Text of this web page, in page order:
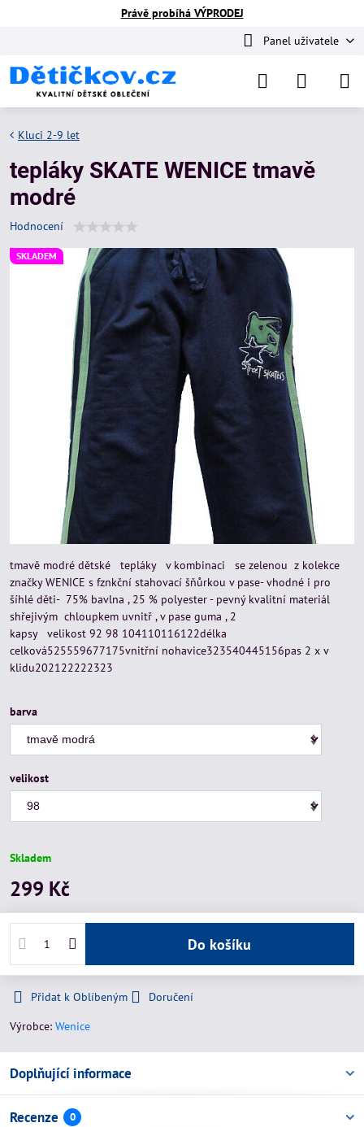
Právě probíhá VÝPRODEJ
Panel uživatele
SKLADEM
Kluci 2-9 let
tepláky SKATE WENICE tmavě
modré
Hodnocení
tmavě modré dětské tepláky v kombinaci se zelenou z kolekce
značky WENICE s fznkční stahovací šňůrkou v pase- vhodné i pro
šíhlé děti- 75% bavlna , 25 % polyester - pevný kvalitní materiál
shřejivým chloupkem uvnitř , v pase guma , 2
kapsy velikost 92 98 104110116122délka
celková525559677175vnitřní nohavice323540445156pas 2 x v
klidu202122222323
barva
velikost
Skladem
299 Kč
Do košíku
Přidat k Oblíbeným
Doručení
Výrobce: Wenice
Doplňující informace
Recenze 0